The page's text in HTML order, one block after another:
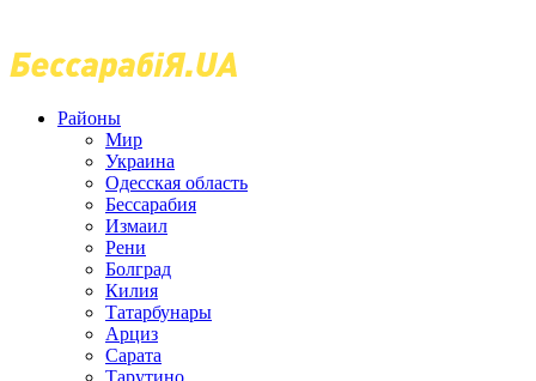
Районы
Мир
Украина
Одесская область
Бессарабия
Измаил
Рени
Болград
Килия
Татарбунары
Арциз
Сарата
Тарутино